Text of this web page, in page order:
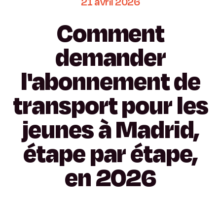
Comment
demander
l'abonnementde
transportpourles
jeunesàMadrid,
étapeparétape,
en2026